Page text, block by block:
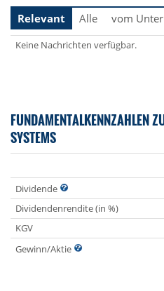
Relevant
Alle vom
Keine Nachrichten verfügbar.
FUNDAMENTALKENNZAHLEN
SYSTEMS
Dividende
Dividendenrendite (in %)
KGV
Gewinn/Aktie